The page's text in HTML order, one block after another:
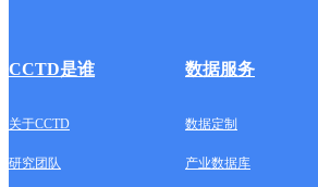
CCTD是谁 数据服务
关于CCTD 数据定制
研究团队 产业数据库